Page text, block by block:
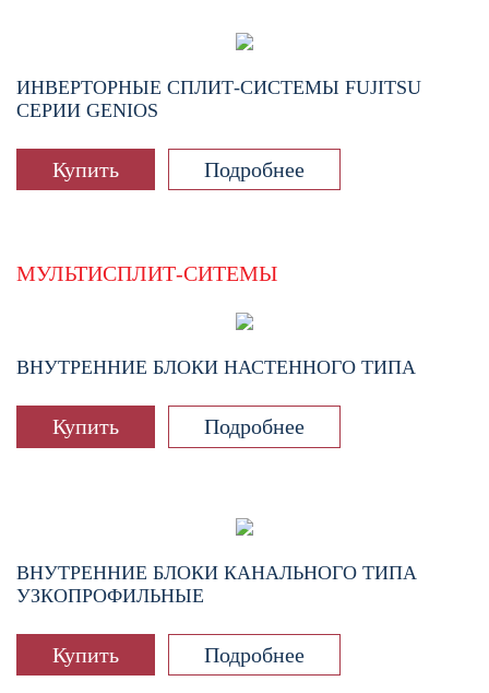
ИНВЕРТОРНЫЕ СПЛИТ-СИСТЕМЫ FUJITSU
СЕРИИ GENIOS
Купить Подробнее
МУЛЬТИСПЛИТ-СИТЕМЫ
ВНУТРЕННИЕ БЛОКИ НАСТЕННОГО ТИПА
Купить Подробнее
ВНУТРЕННИЕ БЛОКИ КАНАЛЬНОГО ТИПА
УЗКОПРОФИЛЬНЫЕ
Купить Подробнее